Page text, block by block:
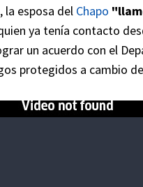
la esposa del Chapo
ya tenía contacto
un acuerdo con el
protegidos a cambio